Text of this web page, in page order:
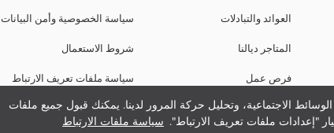
الاجتماعية، وتحليل حركة المرور لدينا. يمكنك قبول جميع ملفات
"إعدادات ملفات تعريف الارتباط". سياسة ملفات الارتباط
العوائد والتبادلات
المتاجر ديالنا
فرص عمل
دعم الشركات
سياسة الخصوصية وأمن البيانات
شروط الاستعمال
سياسة ملفات تعريف الارتباط